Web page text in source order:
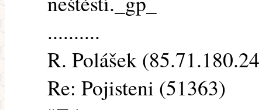
..........
R. Polášek
Re: Pojisteni (51363)